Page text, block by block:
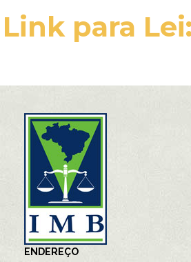
Link para Lei:
ENDEREÇO